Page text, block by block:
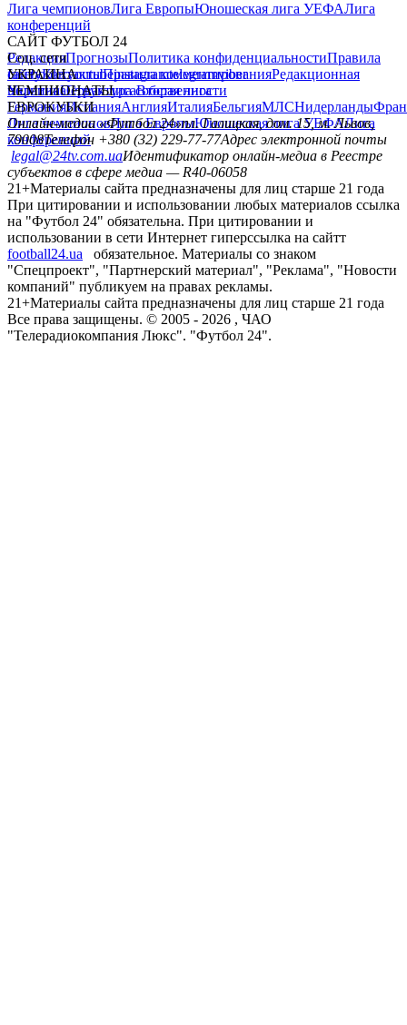
Лига чемпионовЛига ЕвропыЮношеская лига УЕФАЛига
конференций
САЙТ ФУТБОЛ 24
РедакцияПрогнозыПолитика конфиденциальностиПравила
сайтуКонтактыПравила комментированияРедакционная
политикаСтруктура собственности
Соц. сети
facebookxyoutubeinstagramtelegramviber
УКРАИНА
УкраинаПервая лигаВторая лига
ЧЕМПИОНАТЫ
ГерманияИспанияАнглияИталияБельгияМЛСНидерланды
ЕВРОКУБКИ
Лига чемпионовЛига ЕвропыЮношеская лига УЕФАЛига
конференций
Онлайн-медиа «Футбол 24»пл. Галицкая, дом. 15, м. Львов,
79008Телефон +380 (32) 229-77-77Адрес электронной почты
legal@24tv.com.uaИдентификатор онлайн-медиа в Реестре
субъектов в сфере медиа — R40-06058
21+Материалы сайта предназначены для лиц старше 21 года
При цитировании и использовании любых материалов ссылка
на "Футбол 24" обязательна. При цитировании и
использовании в сети Интернет гиперссылка на сайтт
football24.ua
обязательное. Материалы со знаком
"Спецпроект", "Партнерский материал", "Реклама", "Новости
компаний" публикуем на правах рекламы.
21+Материалы сайта предназначены для лиц старше 21 года
Все права защищены. © 2005 - 2026 , ЧАО
"Телерадиокомпания Люкс". "Футбол 24".